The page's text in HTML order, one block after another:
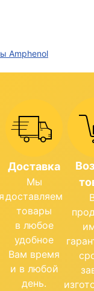
Amphenol
Доставка
Мы
доставляем
товары
в любое
удобное
Вам время
и в любой
день.